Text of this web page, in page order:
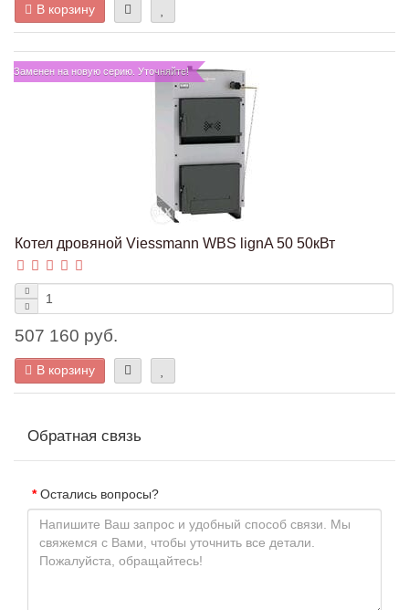
В корзину
Заменен на новую серию. Уточняйте!
Котел дровяной Viessmann WBS lignA 50 50кВт
507 160 руб.
В корзину
Обратная связь
Остались вопросы?